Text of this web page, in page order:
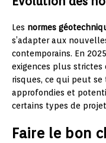
Les normes
s’adapter aux
contemporains. En
exigences plus strictes
risques, ce qui peut
approfondies et
certains types de
Faire le bon